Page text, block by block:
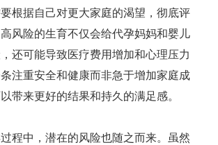
根据自己对更大家庭的渴望，彻底评
风险的生育不仅会给代孕妈妈和婴儿
还可能导致医疗费用增加和心理压力
注重安全和健康而非急于增加家庭成
带来更好的结果和持久的满足感。
程中，潜在的风险也随之而来。虽然